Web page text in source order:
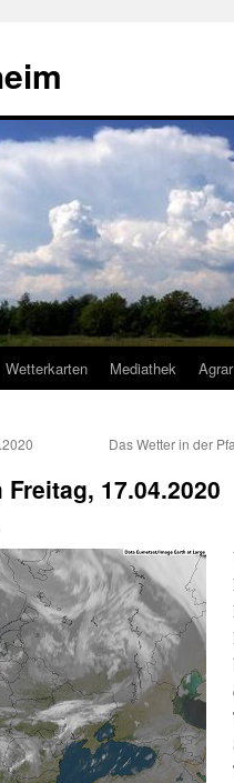
Wetterkarten Mediathek
Das Wetter in der
17.04.2020